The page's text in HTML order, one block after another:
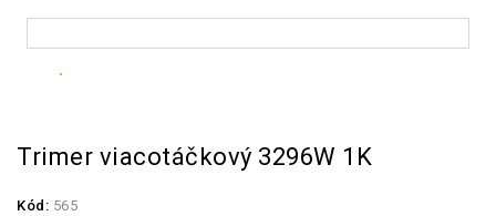
Trimer viacotáčkový 3296W 1K
Kód: 565